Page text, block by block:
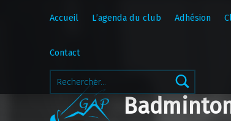
Rechercher :
Accueil L’agenda du club Adhésion
Contact